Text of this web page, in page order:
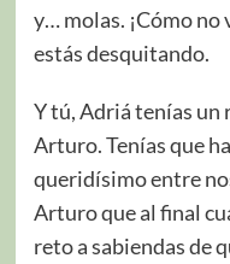
y… molas. ¡Cómo no
estás desquitando.
Y tú, Adriá tenías
Arturo. Tenías que
queridísimo entre
Arturo que al final
reto a sabiendas de